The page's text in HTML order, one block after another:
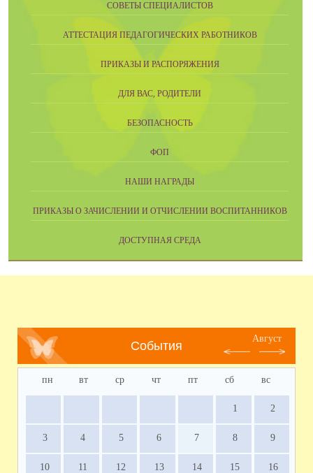
СОВЕТЫ СПЕЦИАЛИСТОВ
АТТЕСТАЦИЯ ПЕДАГОГИЧЕСКИХ РАБОТНИКОВ
ПРИКАЗЫ И РАСПОРЯЖЕНИЯ
ДЛЯ ВАС, РОДИТЕЛИ
БЕЗОПАСНОСТЬ
ФОП
НАШИ НАГРАДЫ
ПРИКАЗЫ О ЗАЧИСЛЕНИИ И ОТЧИСЛЕНИИ ВОСПИТАННИКОВ
ДОСТУПНАЯ СРЕДА
События
Август
пн вт ср чт пт сб вс
1 2
3 4 5 6 7 8 9
10 11 12 13 14 15 16